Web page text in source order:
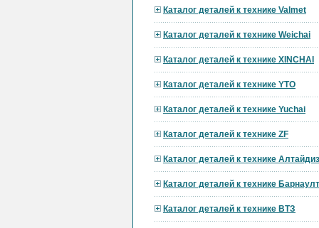
Каталог деталей к технике Valmet
Каталог деталей к технике Weichai
Каталог деталей к технике XINCHAI
Каталог деталей к технике YTO
Каталог деталей к технике Yuchai
Каталог деталей к технике ZF
Каталог деталей к технике
Каталог деталей к технике
Каталог деталей к технике ВТЗ